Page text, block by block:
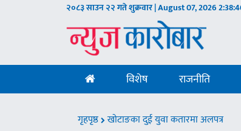
२०८३ साउन २२ गते शुक्रवार | August 07, 2026
विशेष राजनीति
गृहपृष्ठ खाेटाङका दुई युवा कतारमा अलपत्र